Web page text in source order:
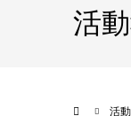
活
活